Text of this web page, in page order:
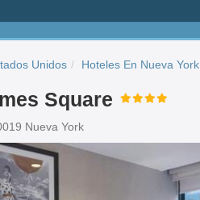
Unidos Hoteles En Nueva York
Square
Nueva York